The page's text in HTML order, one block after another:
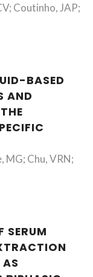
Coutinho, JAP;
BASED
AND
MG; Chu, VRN;
SERUM